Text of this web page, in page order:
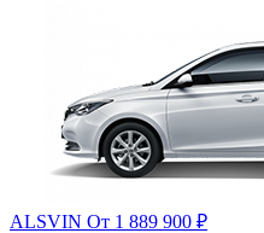
ALSVIN От 1 889 900 ₽